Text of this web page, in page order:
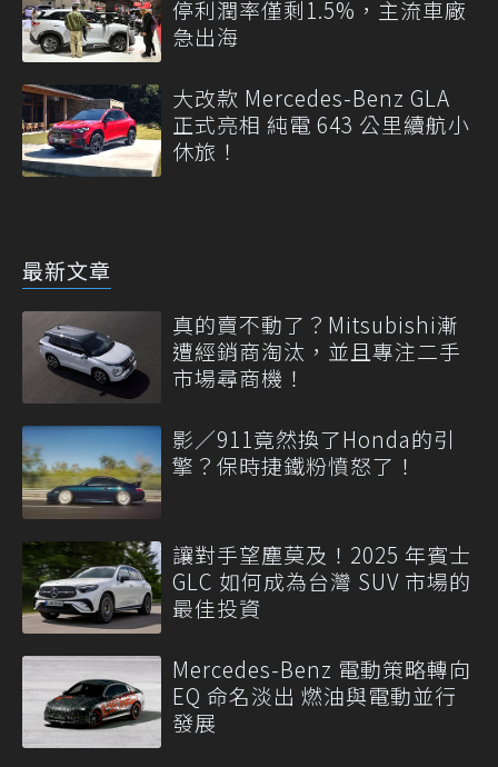
停利潤率僅剩1.5%，主流車廠
急出海
大改款 Mercedes-Benz GLA
正式亮相 純電 643 公里續航小
休旅！
最新文章
真的賣不動了？Mitsubishi漸
遭經銷商淘汰，並且專注二手
市場尋商機！
影／911竟然換了Honda的引
擎？保時捷鐵粉憤怒了！
讓對手望塵莫及！2025 年賓士
GLC 如何成為台灣 SUV 市場的
最佳投資
Mercedes-Benz 電動策略轉向
EQ 命名淡出 燃油與電動並行
發展